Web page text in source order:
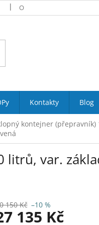
O NÁS
Kontakty Blog
kontejner
var.
150 Kč –10 %
135 Kč